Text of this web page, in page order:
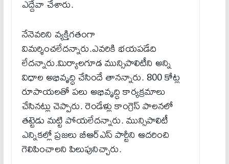
ఎద్దేవా చేశారు.
నేనెవరిని వ్యక్తిగతంగా
విమర్శించలేదన్నారు.ఎవరికి భయపడేది
లేదన్నారు.మిర్యాలగూడ మున్సిపాలిటీని అన్ని
విధాల అభివృద్ధి చేసిందే తానన్నారు. 800 కోట్ల
రూపాయలతో పలు అభివృద్ధి కార్యక్రమాలు
చేసినట్లు చెప్పారు. రెండేళ్లు కాంగ్రెస్ పాలనలో
తట్టెడు మట్టి పోయలేదన్నారు. మున్సిపాలిటీ
ఎన్నికల్లో ప్రజలు బీఆర్ఎస్ పార్టీని ఆదరించి
గెలిపించాలని పిలుపునిచ్చారు.